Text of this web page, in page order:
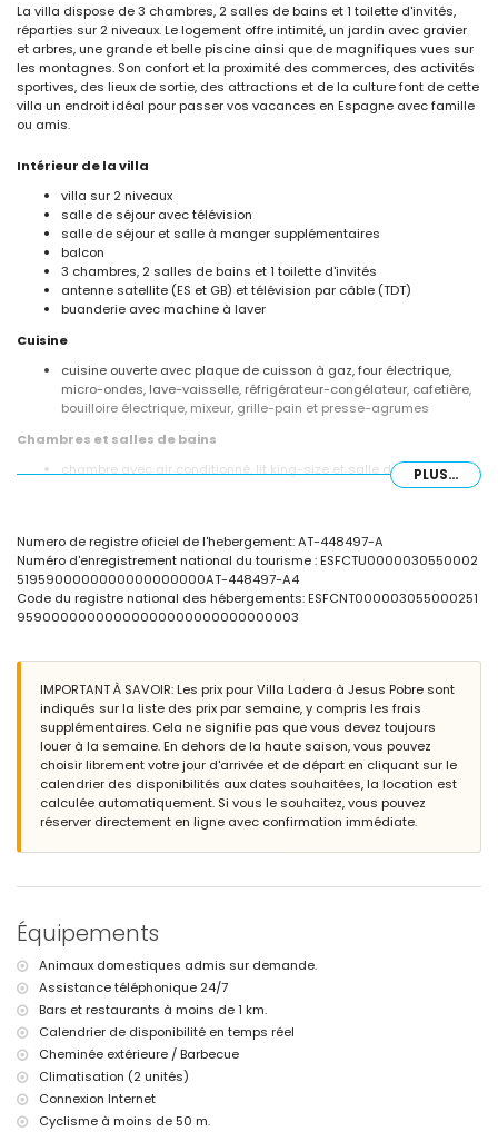
La villa dispose de 3 chambres, 2 salles de bains et 1 toilette d'invités,
réparties sur 2 niveaux. Le logement offre intimité, un jardin avec gravier
et arbres, une grande et belle piscine ainsi que de magnifiques vues sur
les montagnes. Son confort et la proximité des commerces, des activités
sportives, des lieux de sortie, des attractions et de la culture font de cette
villa un endroit idéal pour passer vos vacances en Espagne avec famille
ou amis.
Intérieur de la villa
villa sur 2 niveaux
salle de séjour avec télévision
salle de séjour et salle à manger supplémentaires
balcon
3 chambres, 2 salles de bains et 1 toilette d'invités
antenne satellite (ES et GB) et télévision par câble (TDT)
buanderie avec machine à laver
Cuisine
cuisine ouverte avec plaque de cuisson à gaz, four électrique,
micro-ondes, lave-vaisselle, réfrigérateur-congélateur, cafetière,
bouilloire électrique, mixeur, grille-pain et presse-agrumes
Chambres et salles de bains
chambre avec air conditionné, lit king-size et salle de bains en
salle de bains en suite avec lavabo simple, douche et toilette
salle de bains avec lavabo simple, baignoire/douche et toilette
Extérieur de la villa
terrain clôturé
profondeur
jardin avec gravier, arbres et mobilier de jardin avec transats
véranda / jardin d'hiver
3 terrasses, dont 2 couvertes
barbecue
coin salon extérieur et coin repas extérieur
place de parking privée couverte et 2 places de parking privées
Informations supplémentaires
villa)
kilomètres de la villa)
port le plus proche : Port de Xàbia (à moins de 9 kilomètres de la
villa)
parc le plus proche : Macizo del Montgó (à moins de 500 mètres
de la villa)
aéroport le plus proche : Alicante (à moins de 100 kilomètres de la
villa)
deuxième aéroport le plus proche : Valence (à plus de 100
kilomètres)
veuillez vous renseigner si les animaux domestiques sont admis
Le logement est très adapté pour les familles avec enfants
PLUS...
Numero de registre oficiel de l'hebergement: AT-448497-A
Numéro d'enregistrement national du tourisme : ESFCTU0000030550002
5195900000000000000000AT-448497-A4
Code du registre national des hébergements: ESFCNT000003055000251
95900000000000000000000000000003
IMPORTANT À SAVOIR: Les prix pour Villa Ladera à Jesus Pobre sont
indiqués sur la liste des prix par semaine, y compris les frais
supplémentaires. Cela ne signifie pas que vous devez toujours
louer à la semaine. En dehors de la haute saison, vous pouvez
choisir librement votre jour d'arrivée et de départ en cliquant sur le
calendrier des disponibilités aux dates souhaitées, la location est
calculée automatiquement. Si vous le souhaitez, vous pouvez
réserver directement en ligne avec confirmation immédiate.
Équipements
Animaux domestiques admis sur demande.
Assistance téléphonique 24/7
Bars et restaurants à moins de 1 km.
Calendrier de disponibilité en temps réel
Cheminée extérieure / Barbecue
Climatisation (2 unités)
Connexion Internet
Cyclisme à moins de 50 m.